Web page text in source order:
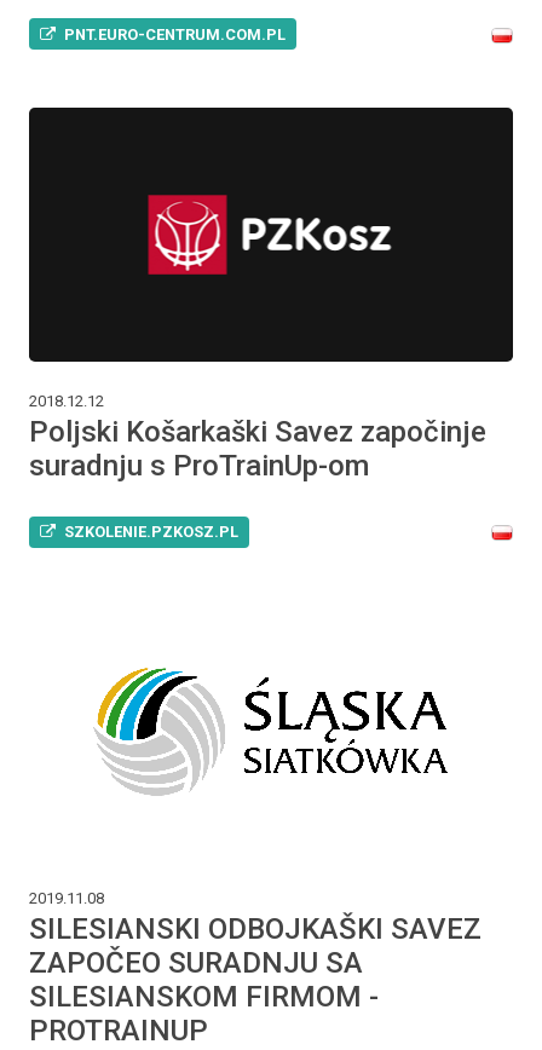
PNT.EURO-CENTRUM.COM.PL
2018.12.12
Poljski Košarkaški Savez započinje
suradnju s ProTrainUp-om
SZKOLENIE.PZKOSZ.PL
2019.11.08
SILESIANSKI ODBOJKAŠKI SAVEZ
ZAPOČEO SURADNJU SA
SILESIANSKOM FIRMOM -
PROTRAINUP